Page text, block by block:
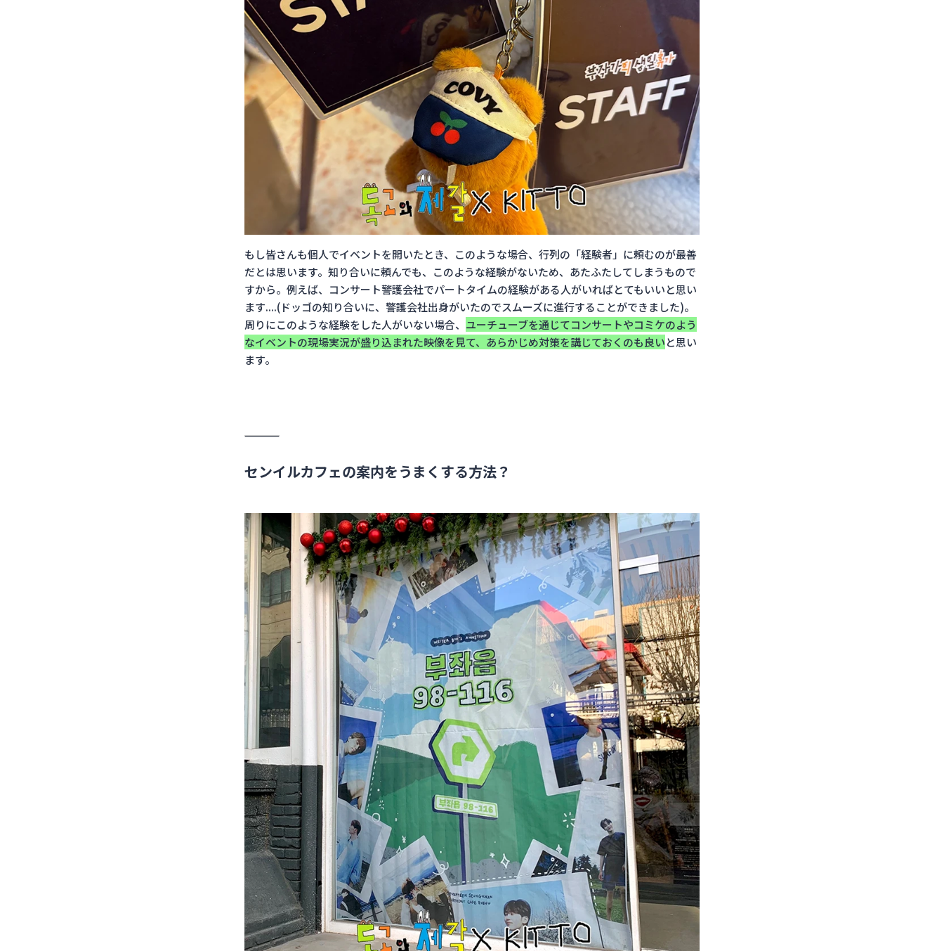
もし皆さんも個人でイベントを開いたとき、このような場合、行列の「経験者」に頼むのが最善
だとは思います。知り合いに頼んでも、このような経験がないため、あたふたしてしまうもので
すから。例えば、コンサート警護会社でパートタイムの経験がある人がいればとてもいいと思い
ます....(ドッゴの知り合いに、警護会社出身がいたのでスムーズに進行することができました)。
周りにこのような経験をした人がいない場合、 ユーチューブを通じてコンサートやコミケのよう
なイベントの現場実況が盛り込まれた映像を見て、あらかじめ対策を講じておくのも良いと思い
ます。
センイルカフェの案内をうまくする方法？